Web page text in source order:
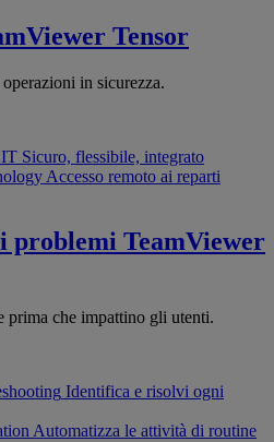
Tensor
in sicurezza.
IT Sicuro, flessibile, integrato
Accesso remoto ai reparti
problemi TeamViewer
prima che impattino gli utenti.
Identifica e risolvi ogni
Automatizza le attività di routine